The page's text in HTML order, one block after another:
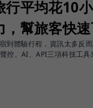
行平均花10
，幫旅客快
到體驗行程，資訊太多反
控、AI、API三項科技工具